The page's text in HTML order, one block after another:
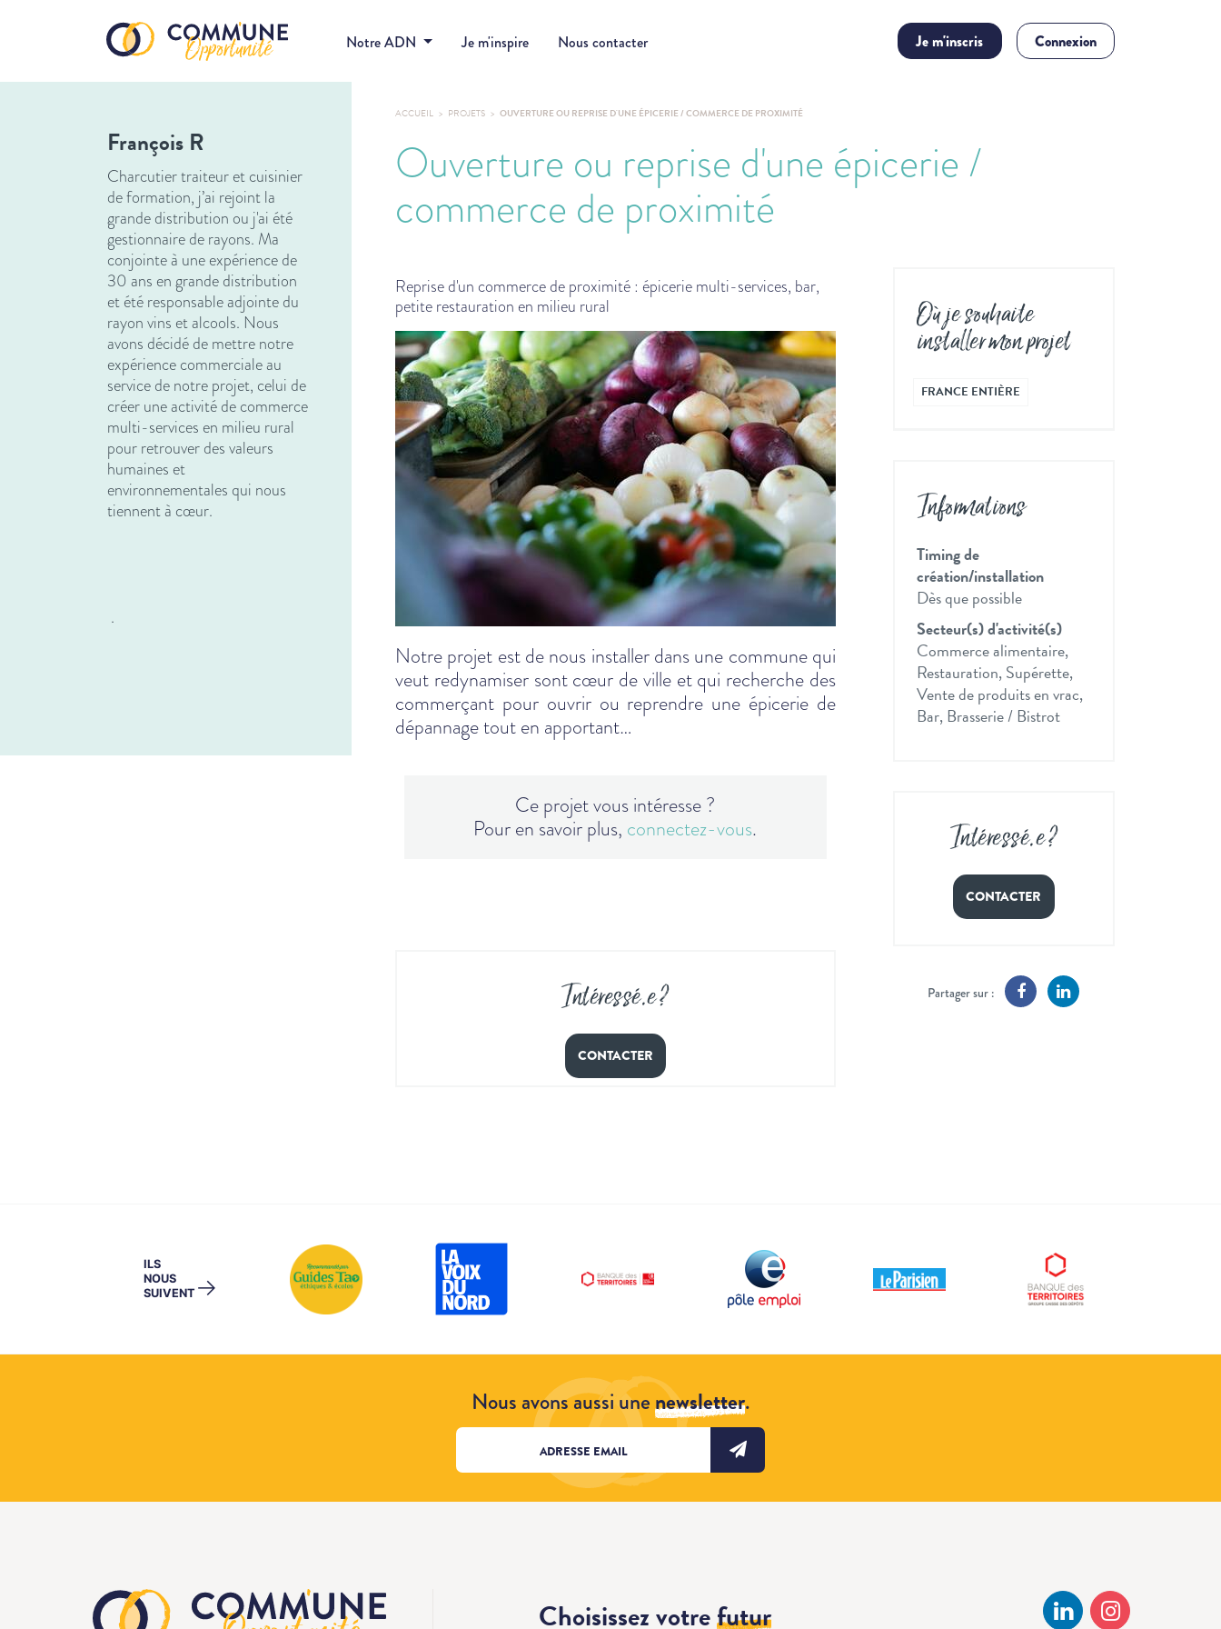
Notre ADN Je m'inspire Nous contacter Je m'inscris Connexion
François R
Charcutier traiteur et cuisinier
de formation, j’ai rejoint la
grande distribution ou j'ai été
gestionnaire de rayons. Ma
conjointe à une expérience de
30 ans en grande distribution
et été responsable adjointe du
rayon vins et alcools. Nous
avons décidé de mettre notre
expérience commerciale au
service de notre projet, celui de
créer une activité de commerce
multi-services en milieu rural
pour retrouver des valeurs
humaines et
environnementales qui nous
tiennent à cœur.
.
ACCUEIL PROJETS OUVERTURE OU REPRISE D'UNE ÉPICERIE / COMMERCE DE PROXIMITÉ
Ouverture ou reprise d'une épicerie /
commerce de proximité
Reprise d'un commerce de proximité : épicerie multi-services, bar,
petite restauration en milieu rural
Notre projet est de nous installer dans une commune qui
veut redynamiser sont cœur de ville et qui recherche des
commerçant pour ouvrir ou reprendre une épicerie de
dépannage tout en apportant…
Ce projet vous intéresse ?
Pour en savoir plus, connectez-vous.
Intéressé.e ?
CONTACTER
Où je souhaite
installer mon projet
FRANCE ENTIÈRE
Informations
Timing de
création/installation
Dès que possible
Secteur(s) d'activité(s)
Commerce alimentaire,
Restauration, Supérette,
Vente de produits en vrac,
Bar, Brasserie / Bistrot
Intéressé.e ?
CONTACTER
Partager sur :
ILS
NOUS
SUIVENT →
Nous avons aussi unenewsletter.
Choisissez votrefutur